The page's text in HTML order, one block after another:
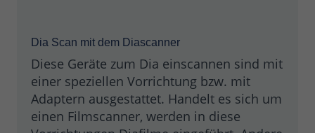
Dia Scan mit dem Diascanner
Diese Geräte zum Dia einscannen sind mit
einer speziellen Vorrichtung bzw. mit
Adaptern ausgestattet. Handelt es sich um
einen Filmscanner, werden in diese